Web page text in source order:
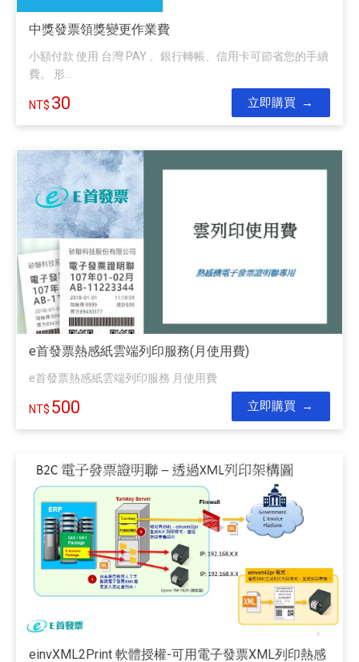
中獎發票領獎變更作業費
小額付款 使用 台灣 PAY 、銀行轉帳、信用卡可節省您的手續
費。 形...
30 立即購買
e首發票熱感紙雲端列印服務(月使用費)
e首發票熱感紙雲端列印服務 月使用費
500 立即購買
einvXML2Print 軟體授權-可用電子發票XML列印熱感